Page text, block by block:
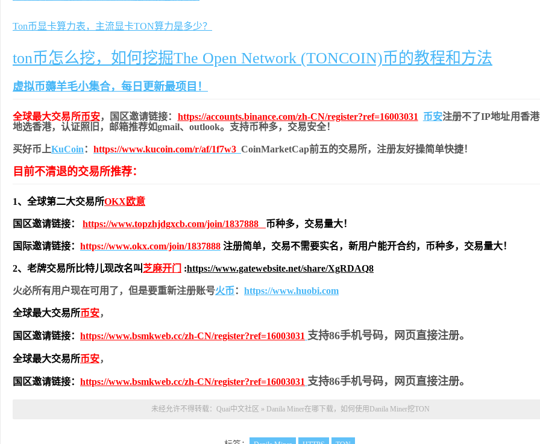
Ton币显卡算力表，主流显卡TON算力是多少？
ton币怎么挖，如何挖掘The Open Network (TONCOIN)币的教程和方法
虚拟币薅羊毛小集合，每日更新最项目！
全球最大交易所币安，国区邀请链接： https://accounts.binance.com/zh-CN/register?ref=16003031 币安注册不了IP地址用香
地选香港，认证照旧， 邮箱推荐如gmail、outlook。支持币种多，交易安全！
买好币上KuCoin ： https://www.kucoin.com/r/af/1f7w3 CoinMarketCap前五的交易所，注册友好操简单快捷！
目前不清退的交易所推荐：
1、全球第二大交易所OKX欧意
国区邀请链接： https://www.topzhjdgxcb.com/join/1837888 币种多，交易量大！
国际邀请链接： https://www.okx.com/join/1837888 注册简单，交易不需要实名，新用户能开合约， 币种多，交易量大！
2、老牌交易所比特儿现改名叫 芝麻开门 :https://www.gatewebsite.net/share/XgRDAQ8
火必所有用户现在可用了，但是要重新注册账号火币 ： https://www.huobi.com
全球最大交易所币安，
国区邀请链接： https://www.bsmkweb.cc/zh-CN/register?ref=16003031 支持86手机号码，网页直接注册。
全球最大交易所币安，
国区邀请链接： https://www.bsmkweb.cc/zh-CN/register?ref=16003031 支持86手机号码，网页直接注册。
未经允许不得转载： Quai中文社区 » Danila Miner在哪下载，如何使用Danila Miner挖TON